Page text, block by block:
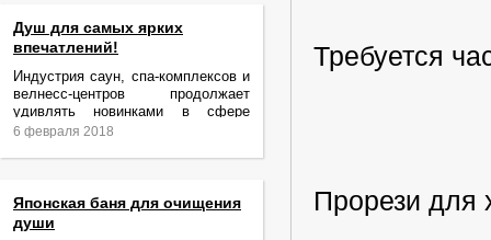
Требуется
Прорези для
Душ для самых ярких
впечатлений!
Индустрия саун, спа-комплексов и
велнесс-центров продолжает
удивлять новинками в сфере
релаксации и ухода за телом.
6 февраля 2018
Японская баня для очищения
души